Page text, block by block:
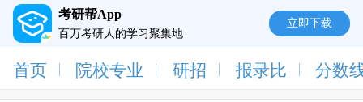
考研帮App
百万考研人的学习聚集地
立即下载
首页 院校专业 研招 报录比 分数